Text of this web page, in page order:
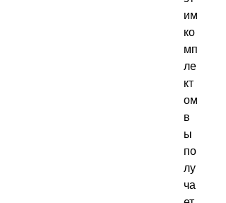
им
ко
мп
ле
кт
ом
в
ы
по
лу
ча